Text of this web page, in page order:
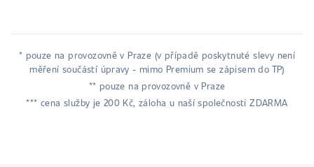
* pouze na provozovně v Praze (v případě poskytnuté slevy není
měření součástí úpravy - mimo Premium se zápisem do TP)
** pouze na provozovně v Praze
*** cena služby je 200 Kč, záloha u naší společnosti ZDARMA